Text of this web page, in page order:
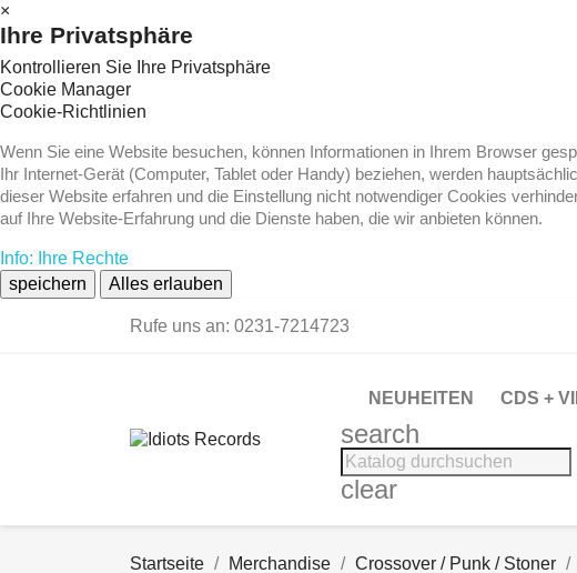
×
Ihre Privatsphäre
Kontrollieren Sie Ihre Privatsphäre
Cookie Manager
Cookie-Richtlinien
Wenn Sie eine Website besuchen, können Informationen in Ihrem Browser
Ihr Internet-Gerät (Computer, Tablet oder Handy) beziehen, werden
dieser Website erfahren und die Einstellung nicht notwendiger Cookies
auf Ihre Website-Erfahrung und die Dienste haben, die wir anbieten können.
Info: Ihre Rechte
speichern
Alles erlauben
Rufe uns an: 0231-7214723
NEUHEITEN CDS +
search
clear
Startseite Merchandise Crossover / Punk / Stoner